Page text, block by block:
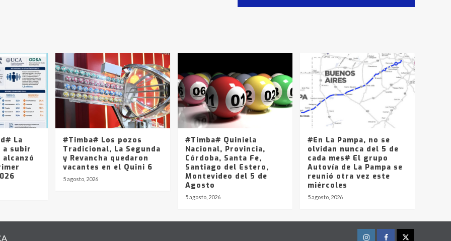
3
Identidad de los
adolescentes
pampeanos que fueron
protagonistas del fatal
accidente en la mañana
del lunes
4
Accidente en Ruta 5:
falleció un joven de
Trenque Lauquen
Los precios de los
combustibles en La
Pampa, desde YPF hasta
Axion entre 857 a 1338
pesos
La
a subir
#Timba# Los pozos
Tradicional, La Segunda
y Revancha quedaron
vacantes en el Quini 6
5 agosto, 2026
#Timba# Quiniela
Nacional, Provincia,
Córdoba, Santa Fe,
Santiago del Estero,
Montevideo del 5 de
Agosto
5 agosto, 2026
#En La Pampa, no se
olvidan nunca del 5 de
cada mes# El grupo
Autovía de La Pampa se
reunió otra vez este
miércoles
5 agosto, 2026